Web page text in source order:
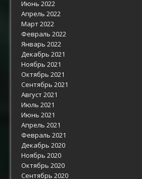
Июнь 2022
Апрель 2022
Март 2022
Февраль 2022
Январь 2022
Декабрь 2021
Ноябрь 2021
Октябрь 2021
Сентябрь 2021
Август 2021
Июль 2021
Июнь 2021
Апрель 2021
Февраль 2021
Декабрь 2020
Ноябрь 2020
Октябрь 2020
Сентябрь 2020